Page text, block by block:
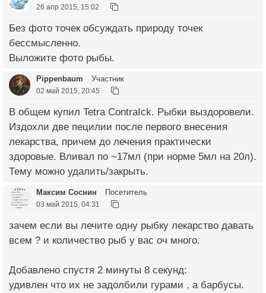
26 апр 2015, 15:02
Без фото точек обсуждать природу точек
бессмысленно.
Выложите фото рыбы.
Pippenbaum Участник
02 май 2015, 20:45
В общем купил Tetra ContraIck. Рыбки выздоровели.
Издохли две пецилии после первого внесения
лекарства, причем до лечения практически
здоровые. Вливал по ~17мл (при норме 5мл на 20л).
Тему можно удалить/закрыть.
Максим Соснин Посетитель
03 май 2015, 04:31
зачем если вы лечите одну рыбку лекарство давать
всем ? и количество рыб у вас оч много.
Добавлено спустя 2 минуты 8 секунд:
удивлен что их не задолбили гурами , а барбусы.